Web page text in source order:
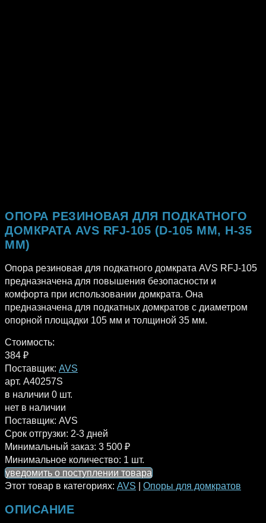
ОПОРА РЕЗИНОВАЯ ДЛЯ ПОДКАТНОГО
ДОМКРАТА AVS RFJ-105 (D-105 ММ, H-35
ММ)
Опора резиновая для подкатного домкрата AVS RFJ-105
предназначена для повышения безопасности и
комфорта при использовании домкрата. Она
предназначена для подкатных домкратов с диаметром
опорной площадки 105 мм и толщиной 35 мм.
Стоимость:
384 ₽
Поставщик: AVS
арт. A40257S
в наличии 0 шт.
нет в наличии
Поставщик: AVS
Срок отгрузки: 2-3 дней
Минимальный заказ: 3 500 ₽
Минимальное количество: 1 шт.
уведомить о поступлении товара
Этот товар в категориях: AVS Опоры для домкратов
ОПИСАНИЕ